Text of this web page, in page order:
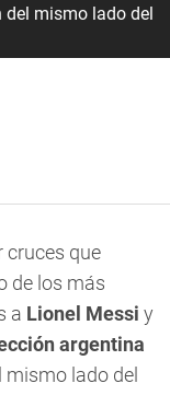
del mismo lado del
cruces que
de los más
a Lionel Messi y
argentina
mismo lado del